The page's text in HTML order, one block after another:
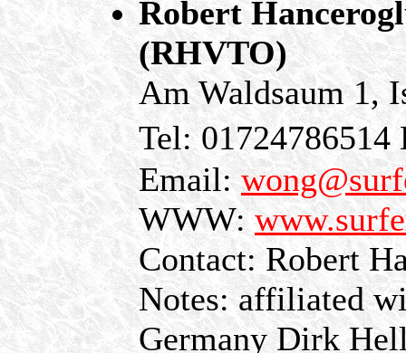
Robert
(RHVTO)
Am Waldsaum 1,
Tel:
Email:
WWW:
Contact: Robert
Notes: affiliated
Germany Dirk